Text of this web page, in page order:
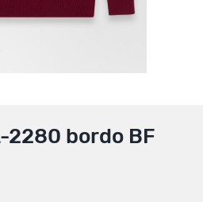
2280 bordo BF